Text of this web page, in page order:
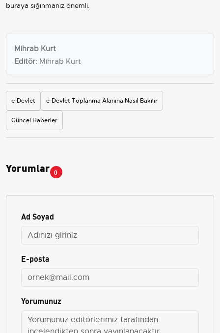
buraya sığınmanız önemli.
Mihrab Kurt
Editör: Mihrab Kurt
e-Devlet e-Devlet Toplanma Alanına Nasıl Bakılır
Güncel Haberler
Yorumlar 0
Ad Soyad
E-posta
Yorumunuz